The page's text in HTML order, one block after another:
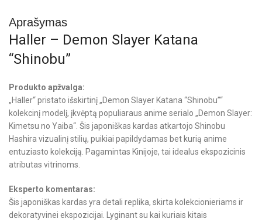
Aprašymas
Haller – Demon Slayer Katana
“Shinobu”
Produkto apžvalga:
„Haller“ pristato išskirtinį „Demon Slayer Katana “Shinobu”“
kolekcinį modelį, įkvėptą populiaraus anime serialo „Demon Slayer:
Kimetsu no Yaiba“. Šis japoniškas kardas atkartojo Shinobu
Hashira vizualinį stilių, puikiai papildydamas bet kurią anime
entuziasto kolekciją. Pagamintas Kinijoje, tai idealus ekspozicinis
atributas vitrinoms.
Eksperto komentaras:
Šis japoniškas kardas yra detali replika, skirta kolekcionieriams ir
dekoratyvinei ekspozicijai. Lyginant su kai kuriais kitais